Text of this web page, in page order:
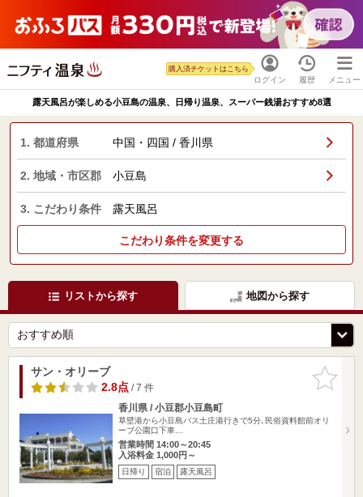
ログイン
購入済チケットはこちら
履歴 メニュー
露天風呂が楽しめる小豆島の温泉、日帰り温泉、スーパー銭湯おすすめ8選
1. 都道府県 中国・四国 / 香川県
2. 地域・市区郡 小豆島
3. こだわり条件 露天風呂
こだわり条件を変更する
リストから探す 地図から探す
お気に入
りに追加
サン・オリーブ
2.8点/ 7 件
香川県 / 小豆郡小豆島町
草壁港から小豆島バス土庄港行きで5分､民俗資料館前オリ
ーブ公園口下車…
営業時間 14:00～20:45
入浴料金 1,000円～
日帰り 宿泊 露天風呂